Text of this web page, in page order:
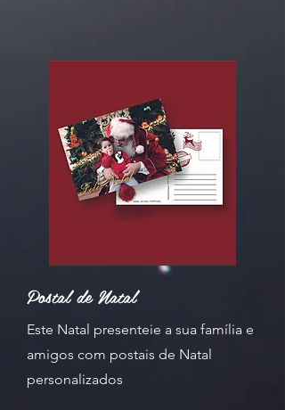
Postal de Natal
Este Natal presenteie a sua família e
amigos com postais de Natal
personalizados